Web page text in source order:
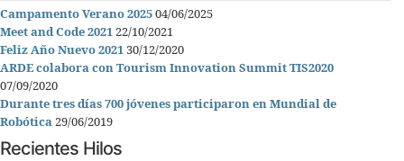
Campamento Verano 202504/06/2025
Meet and Code 202122/10/2021
Feliz Año Nuevo 202130/12/2020
ARDE colabora con Tourism Innovation Summit TIS2020
07/09/2020
Durante tres días 700 jóvenes participaron en Mundial de
Robótica29/06/2019
Recientes Hilos